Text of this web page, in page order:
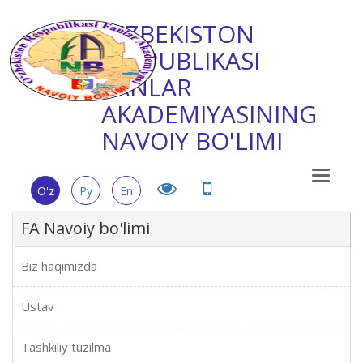
O'ZBEKISTON
RESPUBLIKASI
FANLAR
AKADEMIYASINING
NAVOIY BO'LIMI
Main
O'z Ру En
FA Navoiy bo'limi
Biz haqimizda
Ustav
Tashkiliy tuzilma